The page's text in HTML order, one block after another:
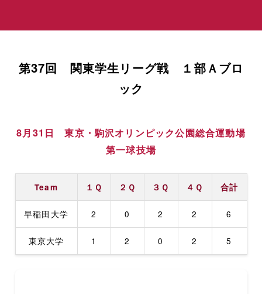
第37回 関東学生リーグ戦 １部Ａブロ
ック
8月31日 東京・駒沢オリンピック公園総合運動場
第一球技場
Team １Ｑ ２Ｑ ３Ｑ ４Ｑ 合計
早稲田大学 2 0 2 2 6
東京大学 1 2 0 2 5